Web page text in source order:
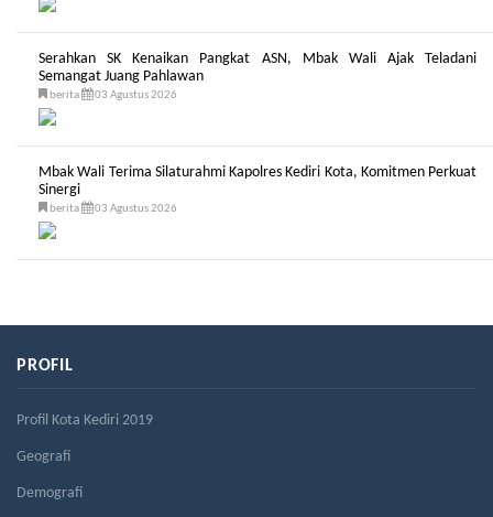
Serahkan SK Kenaikan Pangkat ASN, Mbak Wali Ajak Teladani
Semangat Juang Pahlawan
berita 03 Agustus 2026
Mbak Wali Terima Silaturahmi Kapolres Kediri Kota, Komitmen Perkuat
Sinergi
berita 03 Agustus 2026
PROFIL
Profil Kota Kediri 2019
Geografi
Demografi